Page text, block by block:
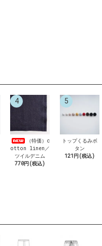
4
（特価）c
otton linen／
ツイルデニム
770円(税込)
5
トップくるみボ
タン
121円(税込)